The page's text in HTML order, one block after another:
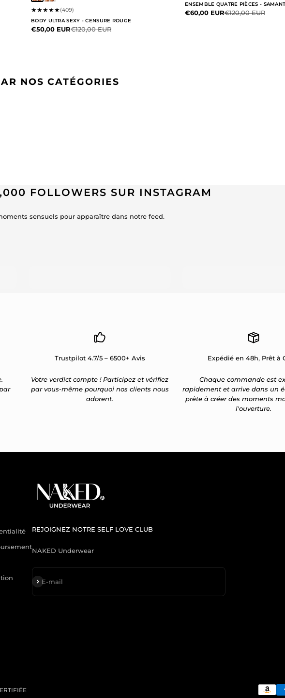
★★★★★(409)
BODY ULTRA SEXY - CENSURE ROUGE
Prix de vente
€50,00 EURPrix normal
€120,00 EUR
ENSEMBLE QUATRE PIÈCES -
Prix de vente
€60,00 EURPrix normal
€120,00 EUR
NOS CATÉGORIES
FOLLOWERS SUR INSTAGRAM
sensuels pour apparaître dans notre feed.
Trustpilot 4.7/5 – 6500+ Avis
Votre verdict compte ! Participez et vérifiez
par vous-même pourquoi nos clients nous
adorent.
Expédié en 48h, Prêt à
Chaque commande est
rapidement et arrive dans un
prête à créer des moments
l'ouverture.
REJOIGNEZ NOTRE SELF LOVE CLUB
NAKED Underwear
E-mail
S'inscrire